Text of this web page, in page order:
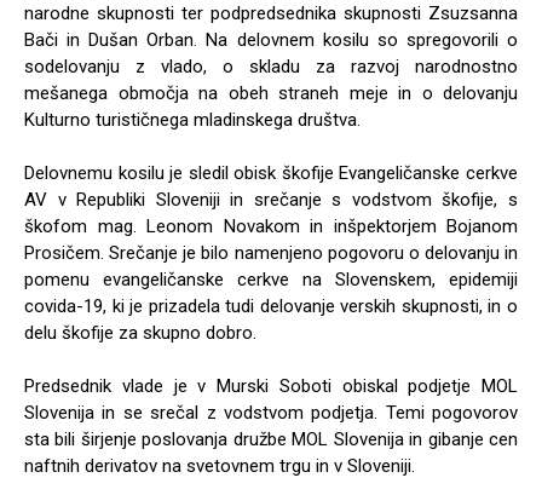
narodne skupnosti ter podpredsednika skupnosti Zsuzsanna
Bači in Dušan Orban. Na delovnem kosilu so spregovorili o
sodelovanju z vlado, o skladu za razvoj narodnostno
mešanega območja na obeh straneh meje in o delovanju
Kulturno turističnega mladinskega društva.
Delovnemu kosilu je sledil obisk škofije Evangeličanske cerkve
AV v Republiki Sloveniji in srečanje s vodstvom škofije, s
škofom mag. Leonom Novakom in inšpektorjem Bojanom
Prosičem. Srečanje je bilo namenjeno pogovoru o delovanju in
pomenu evangeličanske cerkve na Slovenskem, epidemiji
covida-19, ki je prizadela tudi delovanje verskih skupnosti, in o
delu škofije za skupno dobro.
Predsednik vlade je v Murski Soboti obiskal podjetje MOL
Slovenija in se srečal z vodstvom podjetja. Temi pogovorov
sta bili širjenje poslovanja družbe MOL Slovenija in gibanje cen
naftnih derivatov na svetovnem trgu in v Sloveniji.